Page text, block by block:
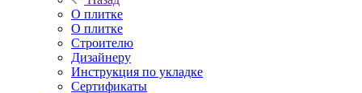
О плитке
О плитке
Строителю
Дизайнеру
Инструкция по укладке
Сертификаты